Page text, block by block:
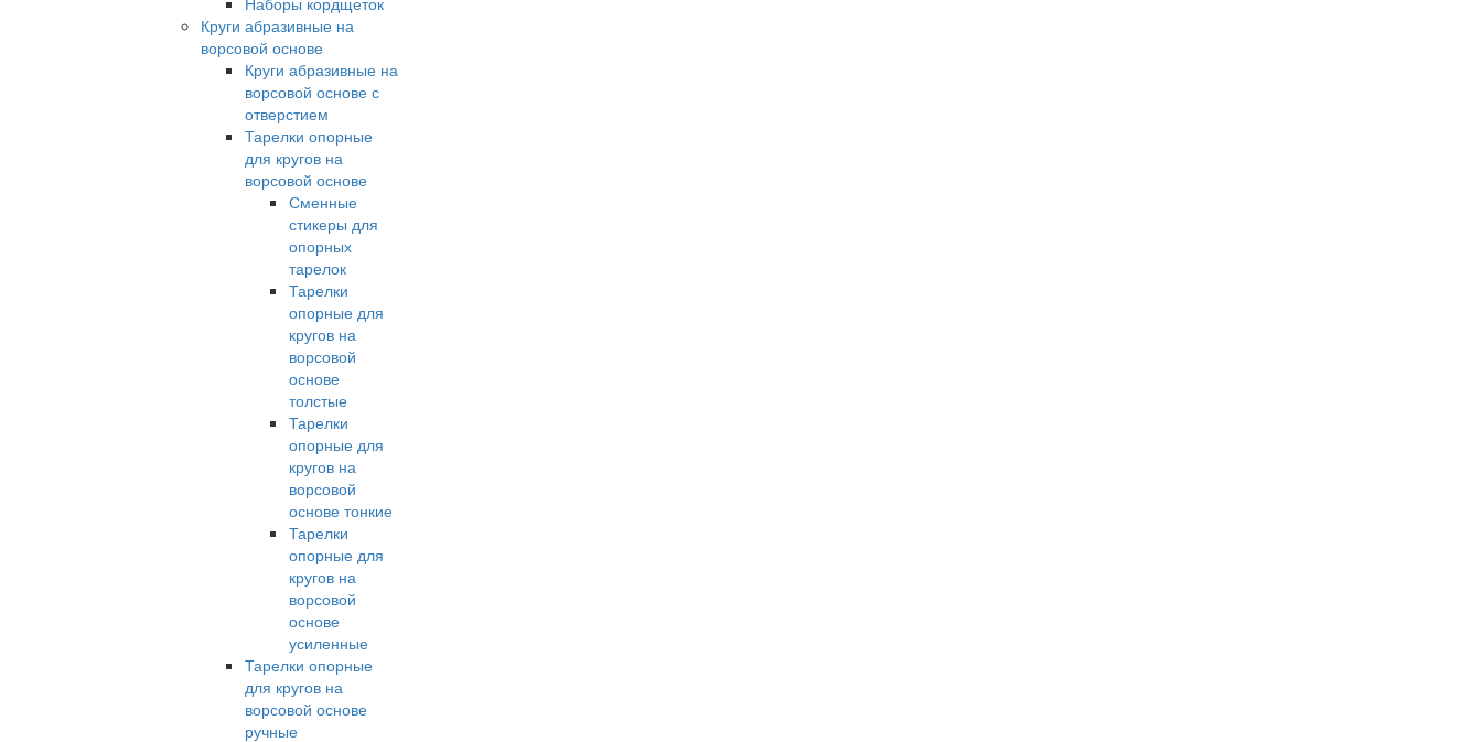
Круги абразивные на
ворсовой основе
Круги абразивные на
ворсовой основе с
отверстием
Тарелки опорные
для кругов на
ворсовой основе
Сменные
стикеры для
опорных
тарелок
Тарелки
опорные для
кругов на
ворсовой
основе
толстые
Тарелки
опорные для
кругов на
ворсовой
основе тонкие
Тарелки
опорные для
кругов на
ворсовой
основе
усиленные
Тарелки опорные
для кругов на
ворсовой основе
ручные